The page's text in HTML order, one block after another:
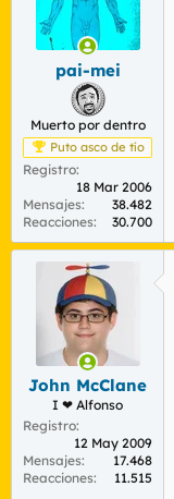
pai-mei
Muerto por dentro
Puto asco de tío
Registro
18 Mar 2006
Mensajes
38.482
Reacciones
30.700
John McClane
I ❤ Alfonso
Registro
12 May 2009
Mensajes
17.468
Reacciones
11.515